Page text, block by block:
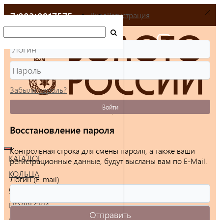
+7(903)9917575
КАТАЛОГ
КОЛЬЦА
СЕРЬГИ
ПОДВЕСКИ
ВходРегистрация
Забыли пароль?
Войти
Восстановление пароля
Контрольная строка для смены пароля, а также ваши
регистрационные данные, будут высланы вам по E-Mail.
Логин (E-mail)